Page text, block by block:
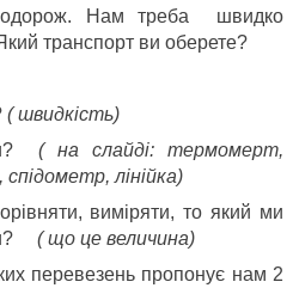
Нам треба швидко
транспорт ви оберете?
( швидкість)
( на слайді: термомерт,
лінійка)
виміряти, то який ми
( що це величина)
перевезень пропонує нам 2